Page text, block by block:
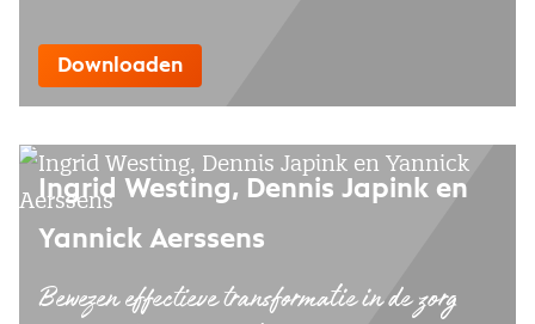
Downloaden
Ingrid Westing, Dennis Japink en
Yannick Aerssens
Bewezen effectieve transformatie in de zorg